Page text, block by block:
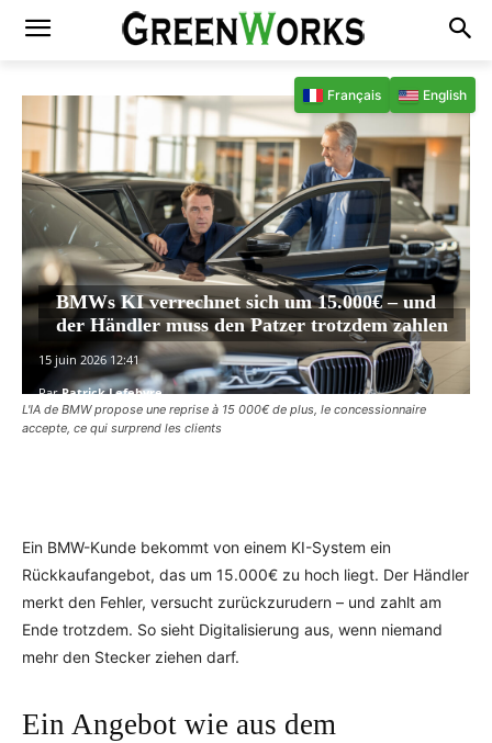
L'IA de BMW propose une reprise à 15 000€ de plus, le concessionnaire
accepte, ce qui surprend les clients
BMWs KI verrechnet sich um 15.000€ – und
der Händler muss den Patzer trotzdem zahlen
15 juin 2026 12:41
Par Patrick Lefebvre
Ein BMW-Kunde bekommt von einem KI-System ein
Rückkaufangebot, das um 15.000€ zu hoch liegt. Der Händler
merkt den Fehler, versucht zurückzurudern – und zahlt am
Ende trotzdem. So sieht Digitalisierung aus, wenn niemand
mehr den Stecker ziehen darf.
Ein Angebot wie aus dem
Français English